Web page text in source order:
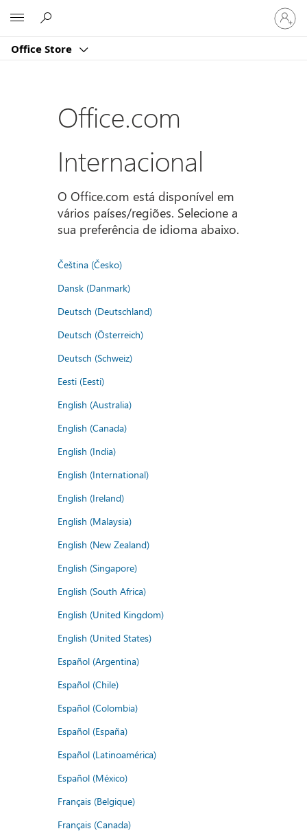
Office Store
Iniciar
sessão
na
Office.com
Internacional
O Office.com está disponível em
vários países/regiões. Selecione a
sua preferência de idioma abaixo.
Čeština (Česko)
Dansk (Danmark)
Deutsch (Deutschland)
Deutsch (Österreich)
Deutsch (Schweiz)
Eesti (Eesti)
English (Australia)
English (Canada)
English (India)
English (International)
English (Ireland)
English (Malaysia)
English (New Zealand)
English (Singapore)
English (South Africa)
English (United Kingdom)
English (United States)
Español (Argentina)
Español (Chile)
Español (Colombia)
Español (España)
Español (Latinoamérica)
Español (México)
Français (Belgique)
Français (Canada)